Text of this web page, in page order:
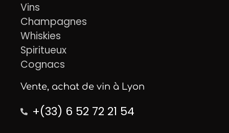
Vins
Champagnes
Whiskies
Spiritueux
Cognacs
Vente, achat de vin à Lyon
+(33) 6 52 72 21 54